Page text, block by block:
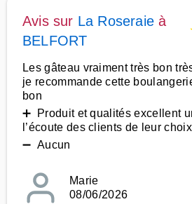
Avis sur La Roseraie à
BELFORT
Les gâteau vraiment très bon
je recommande cette
bon
➕ Produit et qualités excellent
l’écoute des clients de leur
➖ Aucun
Marie
08/06/2026